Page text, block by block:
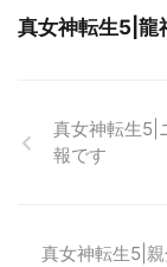
真女神転生5|龍
真女神転生5|
報です
真女神転生5|